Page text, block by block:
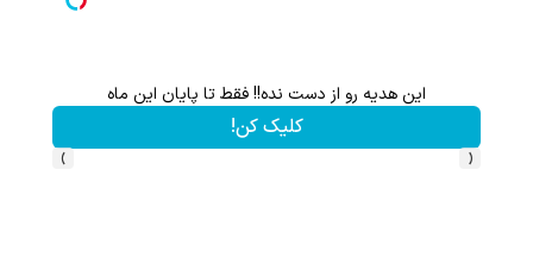
این هدیه رو از دست نده!! فقط تا پایان این ماه
کلیک کن!
‹
›